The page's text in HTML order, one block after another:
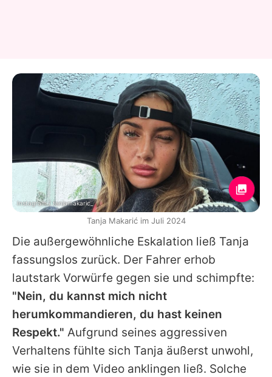
Die außergewöhnliche Eskalation ließ Tanja
fassungslos zurück. Der Fahrer erhob
lautstark Vorwürfe gegen sie und schimpfte:
"Nein, du kannst mich nicht
herumkommandieren, du hast keinen
Respekt." Aufgrund seines aggressiven
Verhaltens fühlte sich Tanja äußerst unwohl,
wie sie in dem Video anklingen ließ. Solche
Instagram / tanjamakaric_
Tanja Makarić im Juli 2024